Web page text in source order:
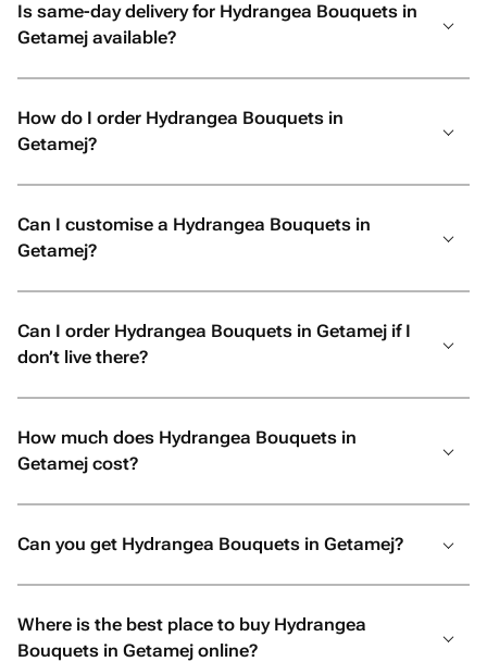
Is same-day delivery for Hydrangea Bouquets in
Getamej available?
How do I order Hydrangea Bouquets in
Getamej?
Can I customise a Hydrangea Bouquets in
Getamej?
Can I order Hydrangea Bouquets in Getamej if I
don’t live there?
How much does Hydrangea Bouquets in
Getamej cost?
Can you get Hydrangea Bouquets in Getamej?
Where is the best place to buy Hydrangea
Bouquets in Getamej online?